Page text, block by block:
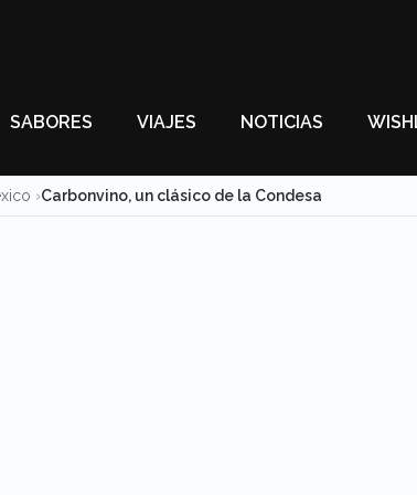
SABORES VIAJES NOTICIAS
Carbonvino, un clásico de la Condesa